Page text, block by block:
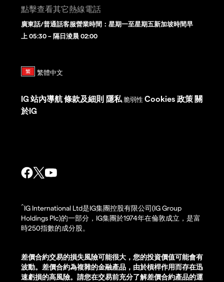
點擊查看其它熱線電話
廣東話/普通話客服營業時間：星期一至星期五新加坡時間早
上 05:30 – 隔日淩晨 02:00
IG 站內導航條款及細則 隱私 脆弱性 Cookies 政策 關
於IG
^IG International Ltd是IG集團控股有限公司(IG Group
Holdings Plc)的一部分，IG集團於1974年在倫敦成立，是富
時250指數的成分股。
差價合約交易的損失風險可能很大，您的投資價值可能會有
波動。差價合約為複雜的金融產品，由於槓桿作用而存在迅
速虧損的高風險。請您在交易前充分了解差價合約產品的運